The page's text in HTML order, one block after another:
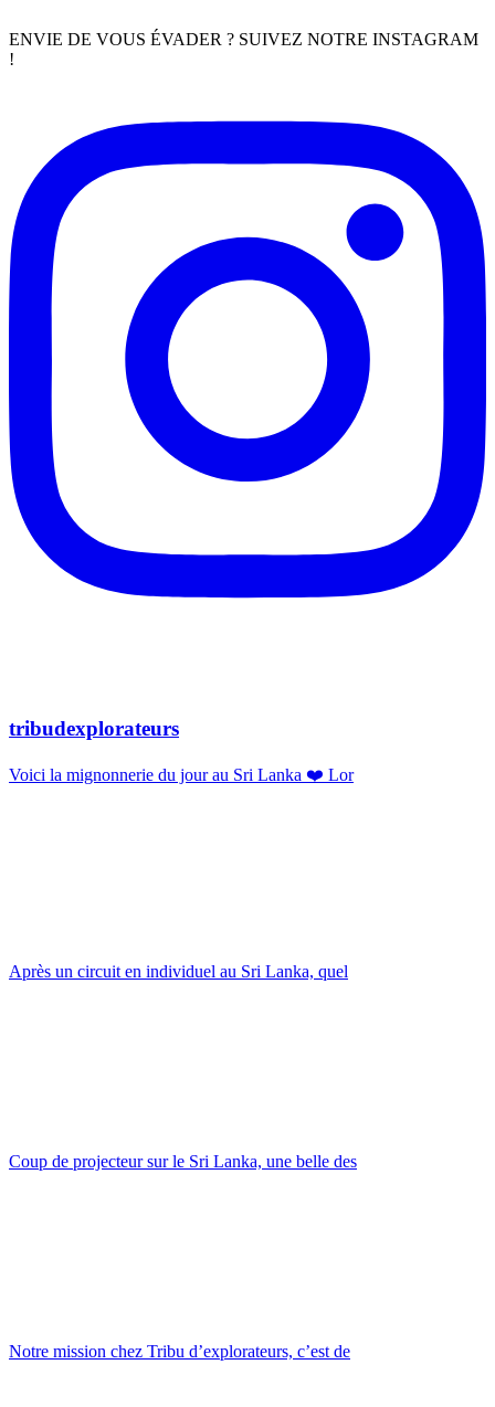
ENVIE DE VOUS ÉVADER ? SUIVEZ NOTRE INSTAGRAM
!
tribudexplorateurs
Voici la mignonnerie du jour au Sri Lanka ❤️ Lor
Après un circuit en individuel au Sri Lanka, quel
Coup de projecteur sur le Sri Lanka, une belle des
Notre mission chez Tribu d’explorateurs, c’est de